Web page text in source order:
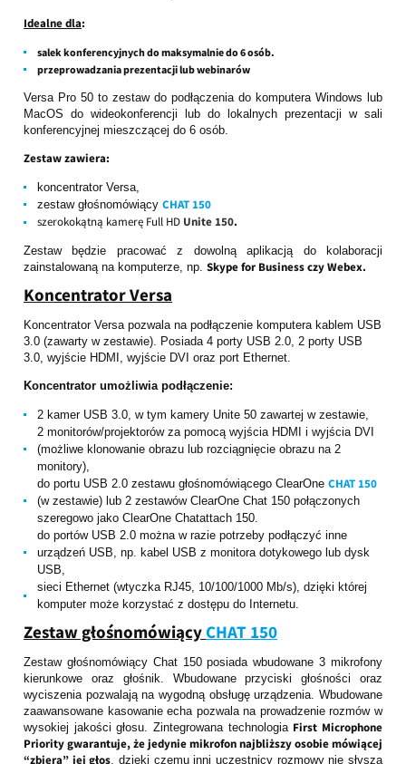
Idealne dla:
salek konferencyjnych domaksymalnie do 6 osób.
przeprowadzania prezentacji lub webinarów
Versa Pro 50 to zestaw do podłączenia do komputera Windows lub
MacOS do wideokonferencji lub do lokalnych prezentacji w sali
konferencyjnej mieszczącej do 6 osób.
Zestaw zawiera:
koncentrator Versa,
zestaw głośnomówiący CHAT 150
szerokokątną kamerę Full HD Unite 150.
Zestaw będzie pracować z dowolną aplikacją do kolaboracji
zainstalowaną na komputerze, np. Skype for Business czy Webex.
Koncentrator Versa
Koncentrator Versa pozwala na podłączenie komputera kablem USB
3.0 (zawarty w zestawie). Posiada 4 porty USB 2.0, 2 porty USB
3.0, wyjście HDMI, wyjście DVI oraz port Ethernet.
Koncentrator umożliwia podłączenie:
2 kamer USB 3.0, w tym kamery Unite 50 zawartej w zestawie,
2 monitorów/projektorów za pomocą wyjścia HDMI i wyjścia DVI
(możliwe klonowanie obrazu lub rozciągnięcie obrazu na 2
monitory),
do portu USB 2.0 zestawu głośnomówiącego ClearOne CHAT 150
(w zestawie) lub 2 zestawów ClearOne Chat 150 połączonych
szeregowo jako ClearOne Chatattach 150.
do portów USB 2.0 można w razie potrzeby podłączyć inne
urządzeń USB, np. kabel USB z monitora dotykowego lub dysk
USB,
sieci Ethernet (wtyczka RJ45, 10/100/1000 Mb/s), dzięki której
komputer może korzystać z dostępu do Internetu.
Zestaw głośnomówiącyCHAT 150
Zestaw głośnomówiący Chat 150 posiada wbudowane 3 mikrofony
kierunkowe oraz głośnik. Wbudowane przyciski głośności oraz
wyciszenia pozwalają na wygodną obsługę urządzenia. Wbudowane
zaawansowane kasowanie echa pozwala na prowadzenie rozmów w
wysokiej jakości głosu. Zintegrowana technologia First Microphone
Priority gwarantuje, że jedynie mikrofon najbliższy osobie mówiącej
“zbiera” jej głos , dzięki czemu inni uczestnicy rozmowy nie słyszą